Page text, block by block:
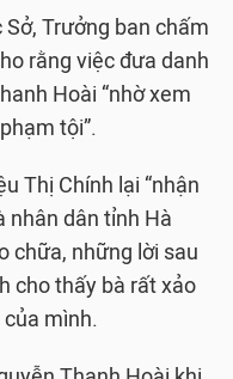
Trưởng ban chấm
rằng việc đưa danh
Hoài “nhờ xem
tội”.
Thị Chính lại “nhận
nhân dân tỉnh Hà
chữa, những lời sau
cho thấy bà rất xảo
mình.